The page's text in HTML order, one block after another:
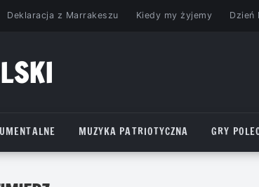
Deklaracja z Marrakeszu Kiedy my żyjemy Dzień
MUZYKA PATRIOTYCZNA GRY